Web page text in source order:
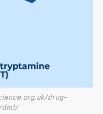
drug-
dmt/